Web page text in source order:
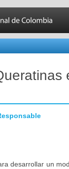
desarrollar un